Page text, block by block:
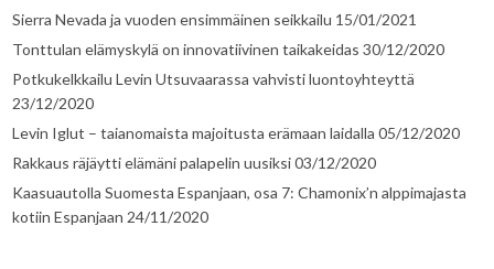
Sierra Nevada ja vuoden ensimmäinen seikkailu 15/01/2021
Tonttulan elämyskylä on innovatiivinen taikakeidas 30/12/2020
Potkukelkkailu Levin Utsuvaarassa vahvisti luontoyhteyttä
23/12/2020
Levin Iglut – taianomaista majoitusta erämaan laidalla 05/12/2020
Rakkaus räjäytti elämäni palapelin uusiksi03/12/2020
Kaasuautolla Suomesta Espanjaan, osa 7: Chamonix’n alppimajasta
kotiin Espanjaan 24/11/2020